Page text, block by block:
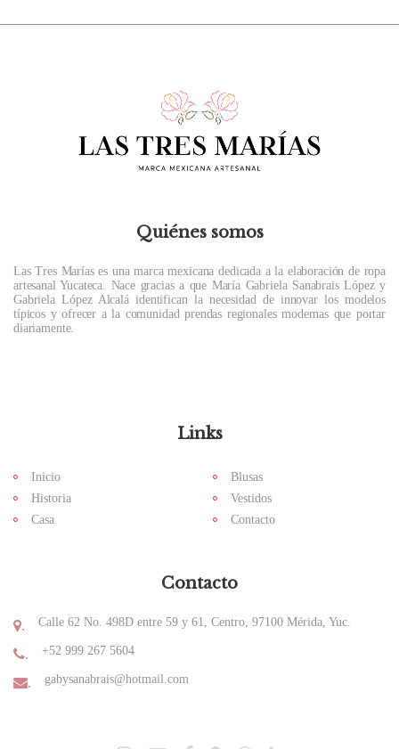
Quiénes somos
Las Tres Marías es una marca mexicana dedicada a la elaboración de ropa
artesanal Yucateca. Nace gracias a que María Gabriela Sanabrais López y
Gabriela López Alcalá identifican la necesidad de innovar los modelos
típicos y ofrecer a la comunidad prendas regionales modernas que portar
diariamente.
Links
Inicio
Historia
Casa
Blusas
Vestidos
Contacto
Contacto
. Calle 62 No. 498D entre 59 y 61, Centro, 97100 Mérida, Yuc.
. +52 999 267 5604
. gabysanabrais@hotmail.com